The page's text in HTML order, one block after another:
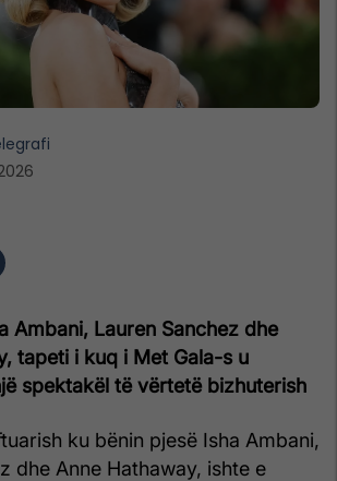
Ambani, Lauren Sanchez dhe
tapeti i kuq i Met Gala-s u
spektakël të vërtetë bizhuterish
ku bënin pjesë Isha Ambani,
dhe Anne Hathaway, ishte e